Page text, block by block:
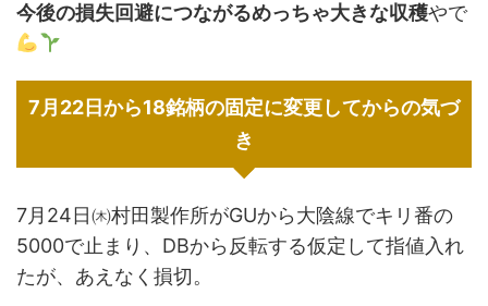
今後の損失回避につながるめっちゃ大きな収穫やで
7月22日から18銘柄の固定に変更してからの気づ
き
7月24日㈭村田製作所がGUから大陰線でキリ番の
5000で止まり、DBから反転する仮定して指値入れ
たが、あえなく損切。